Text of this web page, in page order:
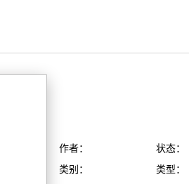
作者：
状态：
类别：
类型：